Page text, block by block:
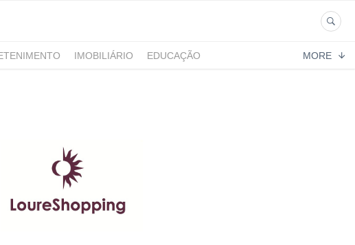
IMOBILIÁRIO
EDUCAÇÃO
MORE